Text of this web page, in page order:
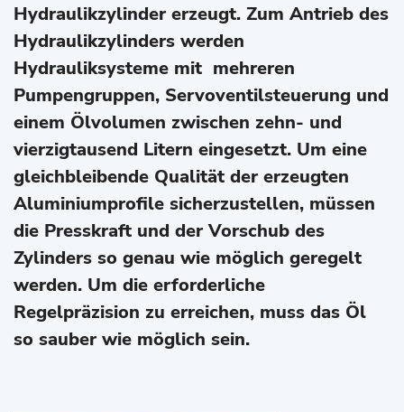
Hydraulikzylinder erzeugt. Zum Antrieb des
Hydraulikzylinders werden
Hydrauliksysteme mit mehreren
Pumpengruppen, Servoventilsteuerung und
einem Ölvolumen zwischen zehn- und
vierzigtausend Litern eingesetzt. Um eine
gleichbleibende Qualität der erzeugten
Aluminiumprofile sicherzustellen, müssen
die Presskraft und der Vorschub des
Zylinders so genau wie möglich geregelt
werden. Um die erforderliche
Regelpräzision zu erreichen, muss das Öl
so sauber wie möglich sein.